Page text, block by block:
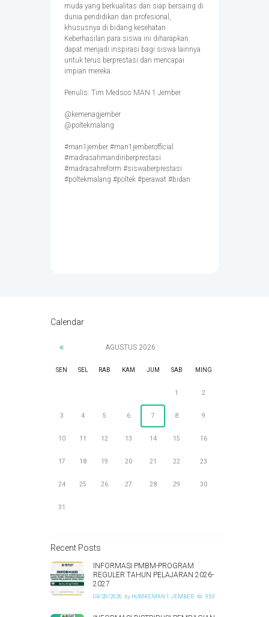
muda yang berkualitas dan siap bersaing di
dunia pendidikan dan profesional,
khususnya di bidang kesehatan.
Keberhasilan para siswa ini diharapkan
dapat menjadi inspirasi bagi siswa lainnya
untuk terus berprestasi dan mencapai
impian mereka.
Penulis: Tim Medsos MAN 1 Jember
@kemenagjember
@poltekmalang
#man1jember #man1jemberofficial
#madrasahmandiriberprestasi
#madrasahreform #siswaberprestasi
#poltekmalang #poltek #perawat #bidan
Calendar
AGUSTUS 2026
SEN SEL RAB KAM JUM SAB MING
1 2
3 4 5 6 7 8 9
10 11 12 13 14 15 16
17 18 19 20 21 22 23
24 25 26 27 28 29 30
31
Recent Posts
INFORMASI PMBM-PROGRAM
REGULER TAHUN PELAJARAN 2026-
2027
04/20/2026 by HUMAS MAN 1 JEMBER 953